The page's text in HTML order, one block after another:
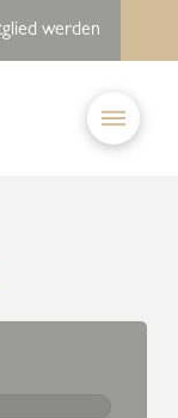
werden